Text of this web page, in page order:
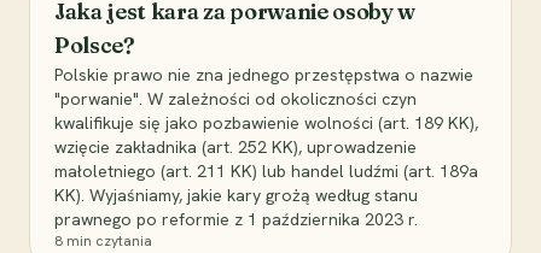
Jaka jest kara za porwanie osoby w
Polsce?
Polskie prawo nie zna jednego przestępstwa o nazwie
"porwanie". W zależności od okoliczności czyn
kwalifikuje się jako pozbawienie wolności (art. 189 KK),
wzięcie zakładnika (art. 252 KK), uprowadzenie
małoletniego (art. 211 KK) lub handel ludźmi (art. 189a
KK). Wyjaśniamy, jakie kary grożą według stanu
prawnego po reformie z 1 października 2023 r.
8 min czytania